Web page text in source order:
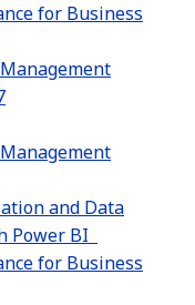
for Business
and Data
Power BI
for Business